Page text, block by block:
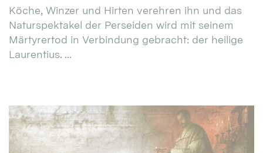
Köche, Winzer und Hirten verehren ihn und das
Naturspektakel der Perseiden wird mit seinem
Märtyrertod in Verbindung gebracht: der heilige
Laurentius. ...